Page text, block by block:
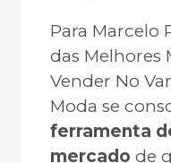
Para Marcelo
das Melhores
Vender No
Moda se
ferramenta
mercado de